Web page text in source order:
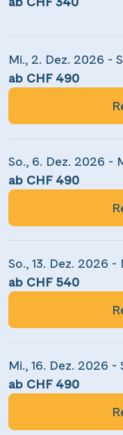
per E-Mail
Mi., 2. Dez. 2026 -
ab CHF 490
So., 6. Dez. 2026 -
ab CHF 490
So., 13. Dez. 2026 -
ab CHF 540
Mi., 16. Dez. 2026 -
ab CHF 490